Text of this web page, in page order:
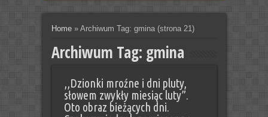
Home» Archiwum Tag: gmina(strona 21)
Archiwum Tag: gmina
,,Dzionki mroźne i dni pluty,
słowem zwykły miesiąc luty”.
Oto obraz bieżących dni.